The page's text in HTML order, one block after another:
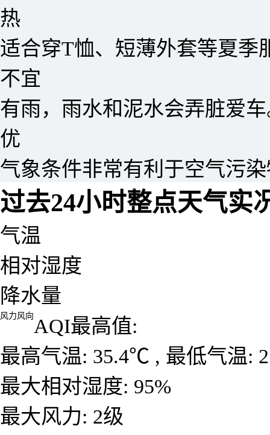
热
适合穿T恤、短薄外套等夏季
不宜
有雨，雨水和泥水会弄脏爱
优
气象条件非常有利于空气污
过去24小时整点天气实
气温
相对湿度
降水量
风力风向 AQI最高值:
最高气温: 35.4℃ , 最低气温:
最大相对湿度: 95%
最大风力: 2级